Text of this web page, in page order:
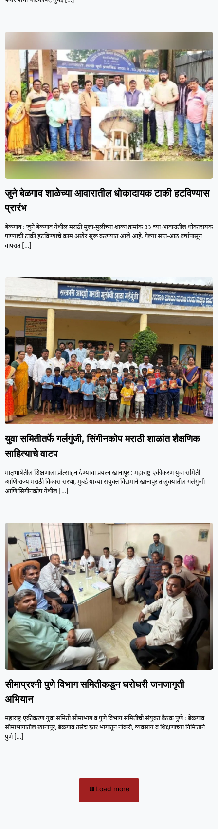
जुने बेळगाव शाळेच्या आवारातील धोकादायक टाकी हटविण्यास
प्रारंभ
बेळगाव : जुने बेळगाव येथील मराठी मुला-मुलींच्या शाळा क्रमांक ३३ च्या आवारातील धोकादायक
पाण्याची टाकी हटविण्याचे काम अखेर सुरू करण्यात आले आहे. गेल्या सात-आठ वर्षांपासून
वापरात[…]
युवा समितीतर्फे गर्लगुंजी, सिंगीनकोप मराठी शाळांत शैक्षणिक
साहित्याचे वाटप
मातृभाषेतील शिक्षणाला प्रोत्साहन देण्याचा प्रयत्न खानापूर : महाराष्ट्र एकीकरण युवा समिती
आणि राज्य मराठी विकास संस्था, मुंबई यांच्या संयुक्त विद्यमाने खानापूर तालुक्यातील गर्लगुंजी
आणि सिंगीनकोप येथील […]
सीमाप्रश्नी पुणे विभाग समितीकडून घरोघरी जनजागृती
अभियान
महाराष्ट्र एकीकरण युवा समिती सीमाभाग व पुणे विभाग समितीची संयुक्त बैठक पुणे : बेळगाव
सीमाभागातील खानापूर, बेळगाव तसेच इतर भागांतून नोकरी, व्यवसाय व शिक्षणाच्या निमित्ताने
पुणे[…]
Load more